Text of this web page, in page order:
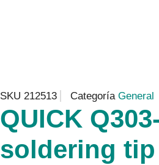
SKU 212513 Categoría General
QUICK
soldering